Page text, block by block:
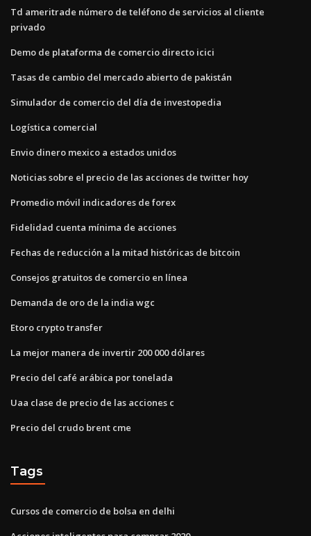
Td ameritrade número de teléfono de servicios al cliente
privado
Demo de plataforma de comercio directo icici
Tasas de cambio del mercado abierto de pakistán
Simulador de comercio del día de investopedia
Logística comercial
Envio dinero mexico a estados unidos
Noticias sobre el precio de las acciones de twitter hoy
Promedio móvil indicadores de forex
Fidelidad cuenta mínima de acciones
Fechas de reducción a la mitad históricas de bitcoin
Consejos gratuitos de comercio en línea
Demanda de oro de la india wgc
Etoro crypto transfer
La mejor manera de invertir 200 000 dólares
Precio del café arábica por tonelada
Uaa clase de precio de las acciones c
Precio del crudo brent cme
Tags
Cursos de comercio de bolsa en delhi